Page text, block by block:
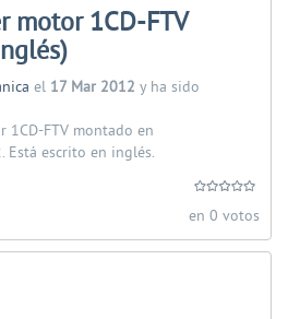
motor 1CD-FTV
el 17 Mar 2012 y ha sido
FTV montado en
Está escrito en inglés.
en 0 votos